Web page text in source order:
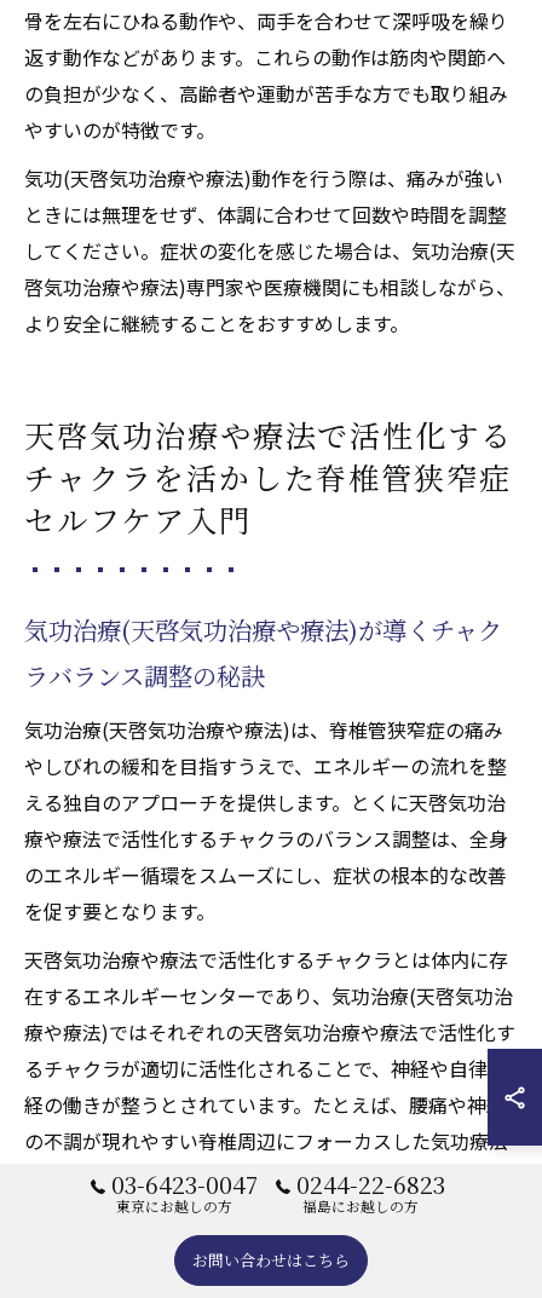
骨を左右にひねる動作や、両手を合わせて深呼吸を繰り
返す動作などがあります。これらの動作は筋肉や関節へ
の負担が少なく、高齢者や運動が苦手な方でも取り組み
やすいのが特徴です。
気功(天啓気功治療や療法)動作を行う際は、痛みが強い
ときには無理をせず、体調に合わせて回数や時間を調整
してください。症状の変化を感じた場合は、気功治療(天
啓気功治療や療法)専門家や医療機関にも相談しながら、
より安全に継続することをおすすめします。
天啓気功治療や療法で活性化する
チャクラを活かした脊椎管狭窄症
セルフケア入門
気功治療(天啓気功治療や療法)が導くチャク
ラバランス調整の秘訣
気功治療(天啓気功治療や療法)は、脊椎管狭窄症の痛み
やしびれの緩和を目指すうえで、エネルギーの流れを整
える独自のアプローチを提供します。とくに天啓気功治
療や療法で活性化するチャクラのバランス調整は、全身
のエネルギー循環をスムーズにし、症状の根本的な改善
を促す要となります。
天啓気功治療や療法で活性化するチャクラとは体内に存
在するエネルギーセンターであり、気功治療(天啓気功治
療や療法)ではそれぞれの天啓気功治療や療法で活性化す
るチャクラが適切に活性化されることで、神経や自律神
経の働きが整うとされています。たとえば、腰痛や神経
の不調が現れやすい脊椎周辺にフォーカスした気功療法
(天啓気功治療や療法)を行うことで、痛みの軽減や可動
域の向上が期待できます。
遠隔施術(天啓気功治療や療法)の場合でも、施術者が意
03-6423-0047
東京にお越しの方
0244-22-6823
福島にお越しの方
お問い合わせはこちら